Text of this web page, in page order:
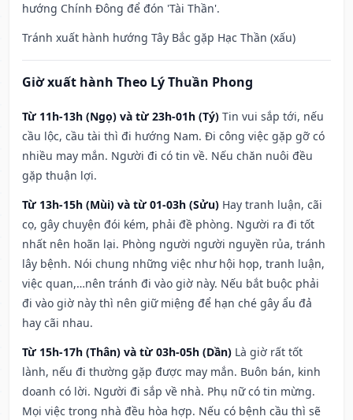
hướng Chính Đông để đón 'Tài Thần'.
Tránh xuất hành hướng Tây Bắc gặp Hạc Thần (xấu)
Giờ xuất hành Theo Lý Thuần Phong
Từ 11h-13h (Ngọ) và từ 23h-01h (Tý) Tin vui sắp tới, nếu
cầu lộc, cầu tài thì đi hướng Nam. Đi công việc gặp gỡ có
nhiều may mắn. Người đi có tin về. Nếu chăn nuôi đều
gặp thuận lợi.
Từ 13h-15h (Mùi) và từ 01-03h (Sửu) Hay tranh luận, cãi
cọ, gây chuyện đói kém, phải đề phòng. Người ra đi tốt
nhất nên hoãn lại. Phòng người người nguyền rủa, tránh
lây bệnh. Nói chung những việc như hội họp, tranh luận,
việc quan,…nên tránh đi vào giờ này. Nếu bắt buộc phải
đi vào giờ này thì nên giữ miệng để hạn ché gây ẩu đả
hay cãi nhau.
Từ 15h-17h (Thân) và từ 03h-05h (Dần) Là giờ rất tốt
lành, nếu đi thường gặp được may mắn. Buôn bán, kinh
doanh có lời. Người đi sắp về nhà. Phụ nữ có tin mừng.
Mọi việc trong nhà đều hòa hợp. Nếu có bệnh cầu thì sẽ